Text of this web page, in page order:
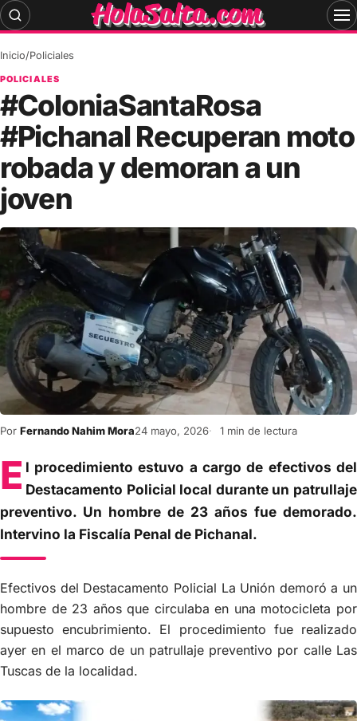
Skip
to
Inicio/Policiales
POLICIALES
#ColoniaSantaRosa
#Pichanal Recuperan moto
robada y demoran a un
joven
Por Fernando Nahim Mora24 mayo, 2026 1 min de lectura
E l procedimiento estuvo a cargo de efectivos del
Destacamento Policial local durante un patrullaje
preventivo. Un hombre de 23 años fue demorado.
Intervino la Fiscalía Penal de Pichanal.
Efectivos del Destacamento Policial La Unión demoró a un
hombre de 23 años que circulaba en una motocicleta por
supuesto encubrimiento. El procedimiento fue realizado
ayer en el marco de un patrullaje preventivo por calle Las
Tuscas de la localidad.